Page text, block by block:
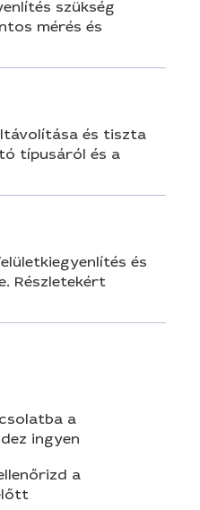
szükség
mérés és
és tiszta
típusáról és a
és
Részletekért
a
ingyen
a